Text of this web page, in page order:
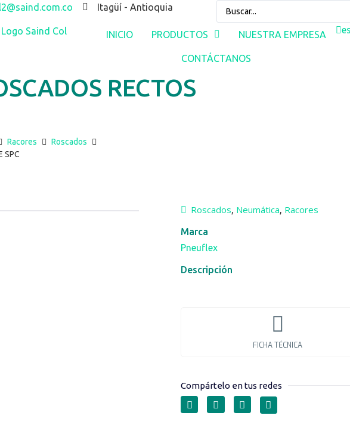
Itagüí - Antioquia
INICIO PRODUCTOS NUESTRA EMPRESA
CONTÁCTANOS
RECTOS
Racores
Roscados
SPC
Roscados, Neumática, Racores
Marca
Pneuflex
Descripción
FICHA TÉCNICA
Compártelo en tus redes